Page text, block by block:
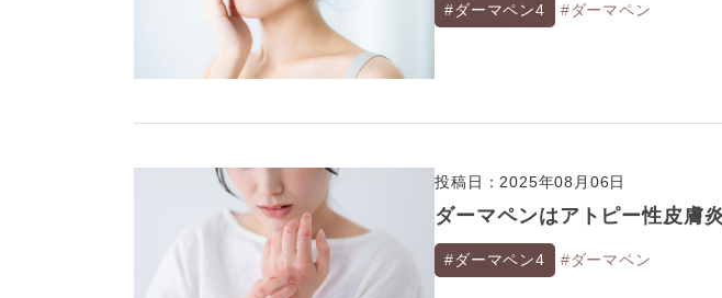
#ダーマペン4 #ダーマペン
投稿日：2025年08月06日
ダーマペンはアトピー性皮膚
#ダーマペン4 #ダーマペン